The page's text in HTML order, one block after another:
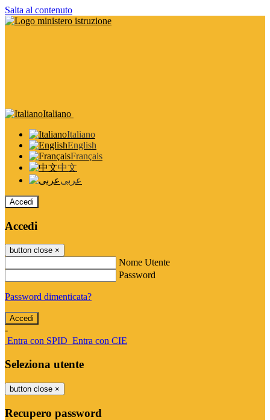
Salta al contenuto
Italiano
Italiano
English
Français
中文
عربى
Accedi
Accedi
button close ×
Nome Utente
Password
Password dimenticata?
-
Entra con SPID Entra con CIE
Seleziona utente
button close ×
Recupero password